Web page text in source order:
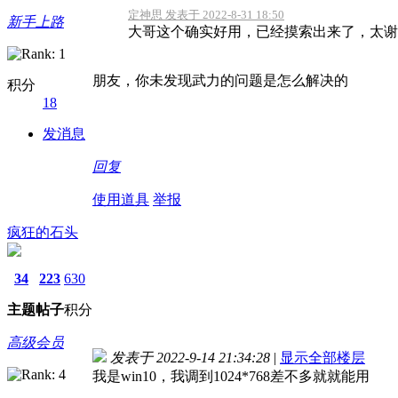
新手上路
积分
18
发消息
定神思 发表于 2022-8-31 18:50
大哥这个确实好用，已经摸索出来了，太
朋友，你未发现武力的问题是怎么解决的
回复
使用道具 举报
疯狂的石头
34
主题
223
帖子
630
积分
高级会员
发表于 2022-9-14 21:34:28 | 显示全部楼层
我是win10，我调到1024*768差不多就就能用